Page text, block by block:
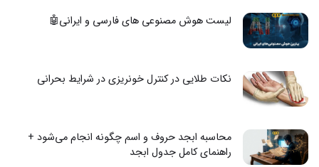
لیست هوش مصنوعی های فارسی و ایرانی🤖
نکات طلایی در کنترل خونریزی در شرایط بحرانی
محاسبه ابجد حروف و اسم چگونه انجام می‌شود +
راهنمای کامل جدول ابجد